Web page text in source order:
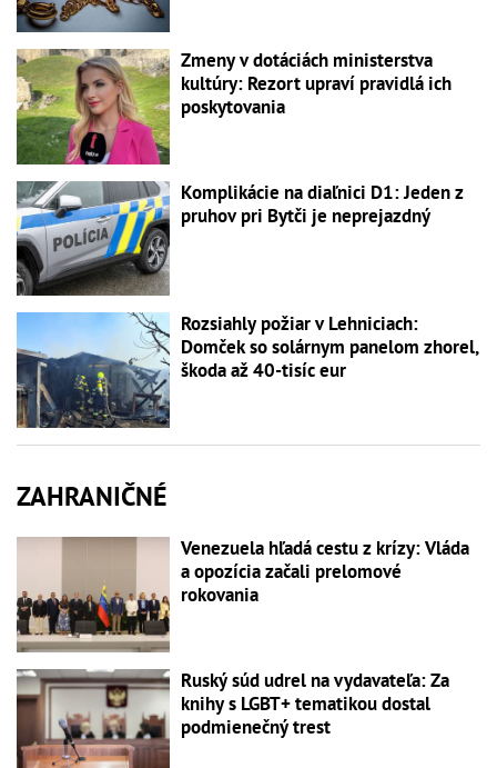
Zmeny v dotáciách ministerstva
kultúry: Rezort upraví pravidlá ich
poskytovania
Komplikácie na diaľnici D1: Jeden z
pruhov pri Bytči je neprejazdný
Rozsiahly požiar v Lehniciach:
Domček so solárnym panelom zhorel,
škoda až 40-tisíc eur
ZAHRANIČNÉ
Venezuela hľadá cestu z krízy: Vláda
a opozícia začali prelomové
rokovania
Ruský súd udrel na vydavateľa: Za
knihy s LGBT+ tematikou dostal
podmienečný trest